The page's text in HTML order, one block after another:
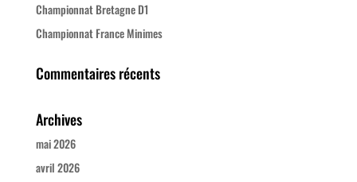
Championnat Bretagne D1
Championnat France Minimes
Commentaires récents
Archives
mai 2026
avril 2026